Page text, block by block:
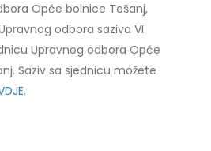
Opće bolnice Tešanj,
odbora saziva VI
Upravnog odbora Opće
Saziv sa sjednicu možete